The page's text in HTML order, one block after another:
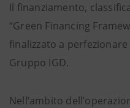
Il finanziamento,
“Green Financing
finalizzato a
Gruppo IGD.
Nell’ambito